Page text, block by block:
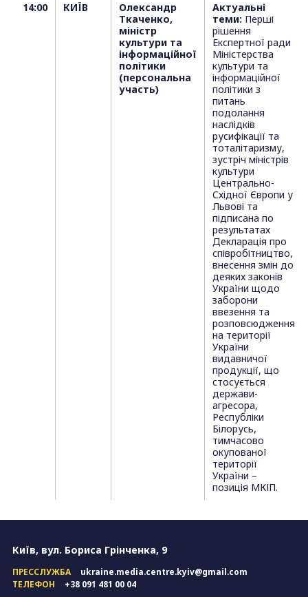
14:00 КИЇВ
Олександр
Ткаченко,
міністр
культури та
інформаційної
політики
(персональна
участь)
Актуальні
теми:Перші
рішення
Експертної ради
Міністерства
культури та
інформаційної
політики з
питань
подолання
наслідків
русифікації та
тоталітаризму,
зустріч міністрів
культури
Центрально-
Східної Європи у
Львові та
підписана по
результатах
Декларація про
співробітництво,
внесення змін до
деяких законів
України щодо
заборони
ввезення та
розповсюдження
на території
України
видавничої
продукції, що
стосується
держави-
агресора,
Республіки
Білорусь,
тимчасово
окупованої
території
України –
позиція МКІП.
Київ, вул. Бориса Грінченка, 9
ПРЕССЛУЖБА
ukraine.media.centre.kyiv@gmail.com
ТЕЛЕФОН
+38 091 481 00 04